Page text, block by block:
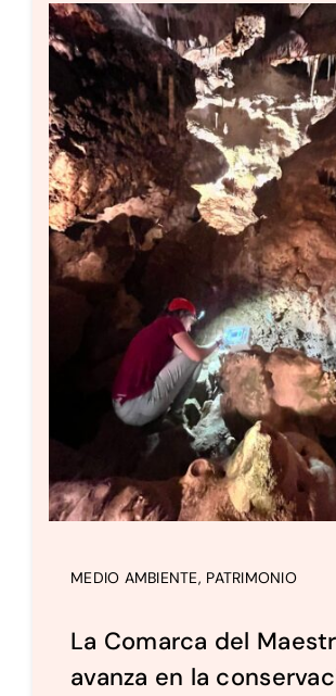
Setas
Contacto
MEDIO AMBIENTE, PATRIMONIO
La Comarca del
avanza en la